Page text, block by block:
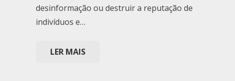
desinformação ou destruir a reputação de
indivíduos e…
LER MAIS